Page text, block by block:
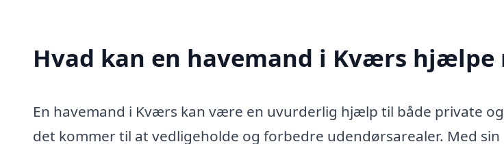
Hvad kan en havemand i Kværs hjælpe
En havemand i Kværs kan være en uvurderlig hjælp til både private
det kommer til at vedligeholde og forbedre udendørsarealer. Med